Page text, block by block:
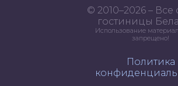
© 2010–2026 – Все
гостиницы
Использование
запрещено!
Политика